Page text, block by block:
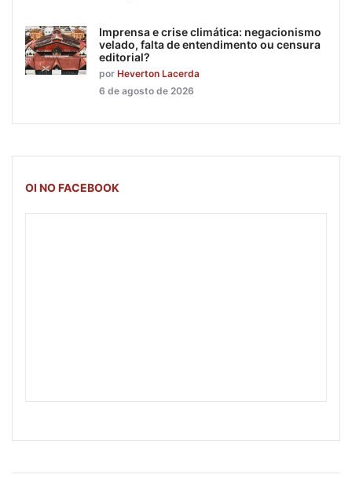
Imprensa e crise climática: negacionismo
velado, falta de entendimento ou censura
editorial?
por Heverton Lacerda
6 de agosto de 2026
OI NO FACEBOOK